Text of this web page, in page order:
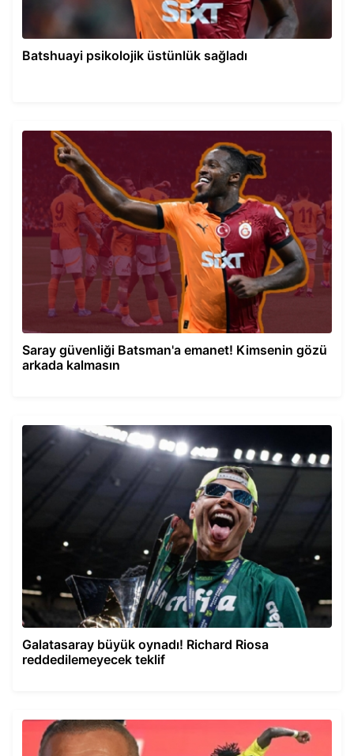
Batshuayi psikolojik üstünlük sağladı
Saray güvenliği Batsman'a emanet! Kimsenin gözü
arkada kalmasın
Galatasaray büyük oynadı! Richard Riosa
reddedilemeyecek teklif